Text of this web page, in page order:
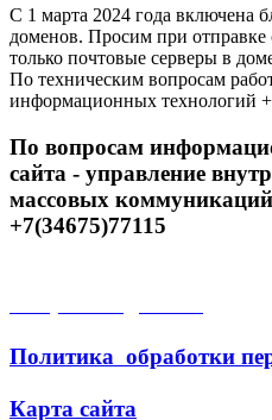
С 1 марта 2024 года включена
доменов. Просим при отправке
только почтовые серверы в
По техническим вопросам
информационных технологий
По вопросам
сайта - управление
массовых коммуникаций
+7(34675)77115
Политика обработки
Карта сайта